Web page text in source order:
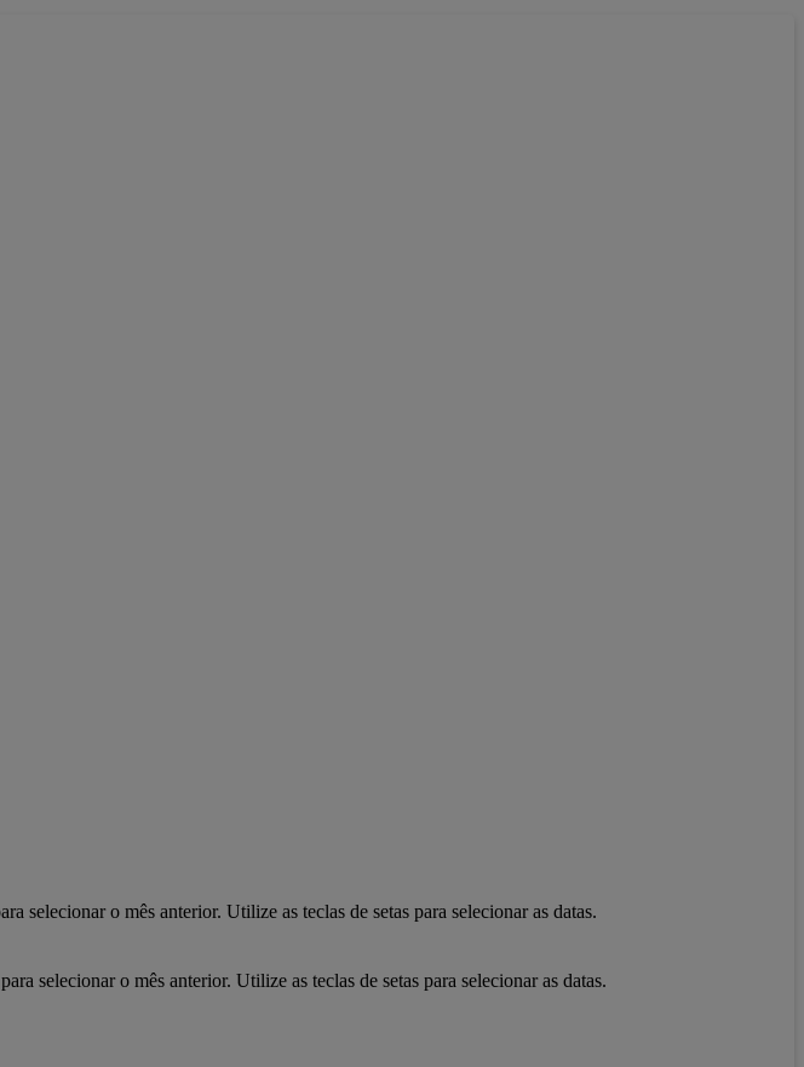
selecionar o mês anterior. Utilize as teclas de setas para selecionar as datas.
selecionar o mês anterior. Utilize as teclas de setas para selecionar as datas.